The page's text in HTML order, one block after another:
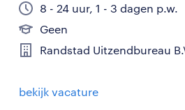
8 - 24 uur, 1 - 3 dagen p.w.
Geen
Randstad Uitzendbureau
bekijk vacature